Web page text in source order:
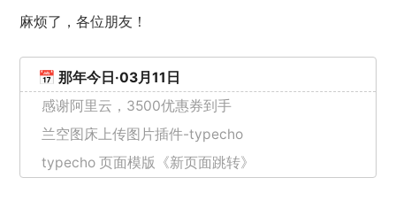
麻烦了，各位朋友！
📅 那年今日·03月11日
感谢阿里云，3500优惠券到手
兰空图床上传图片插件-typecho
typecho 页面模版《新页面跳转》